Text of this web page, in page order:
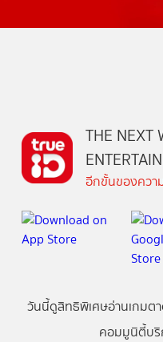
THE NEXT
อีกขั้นของควา
วันนี้ดูสิทธิพิเศษอ่านเกมต
คอมมูนิตี้บ